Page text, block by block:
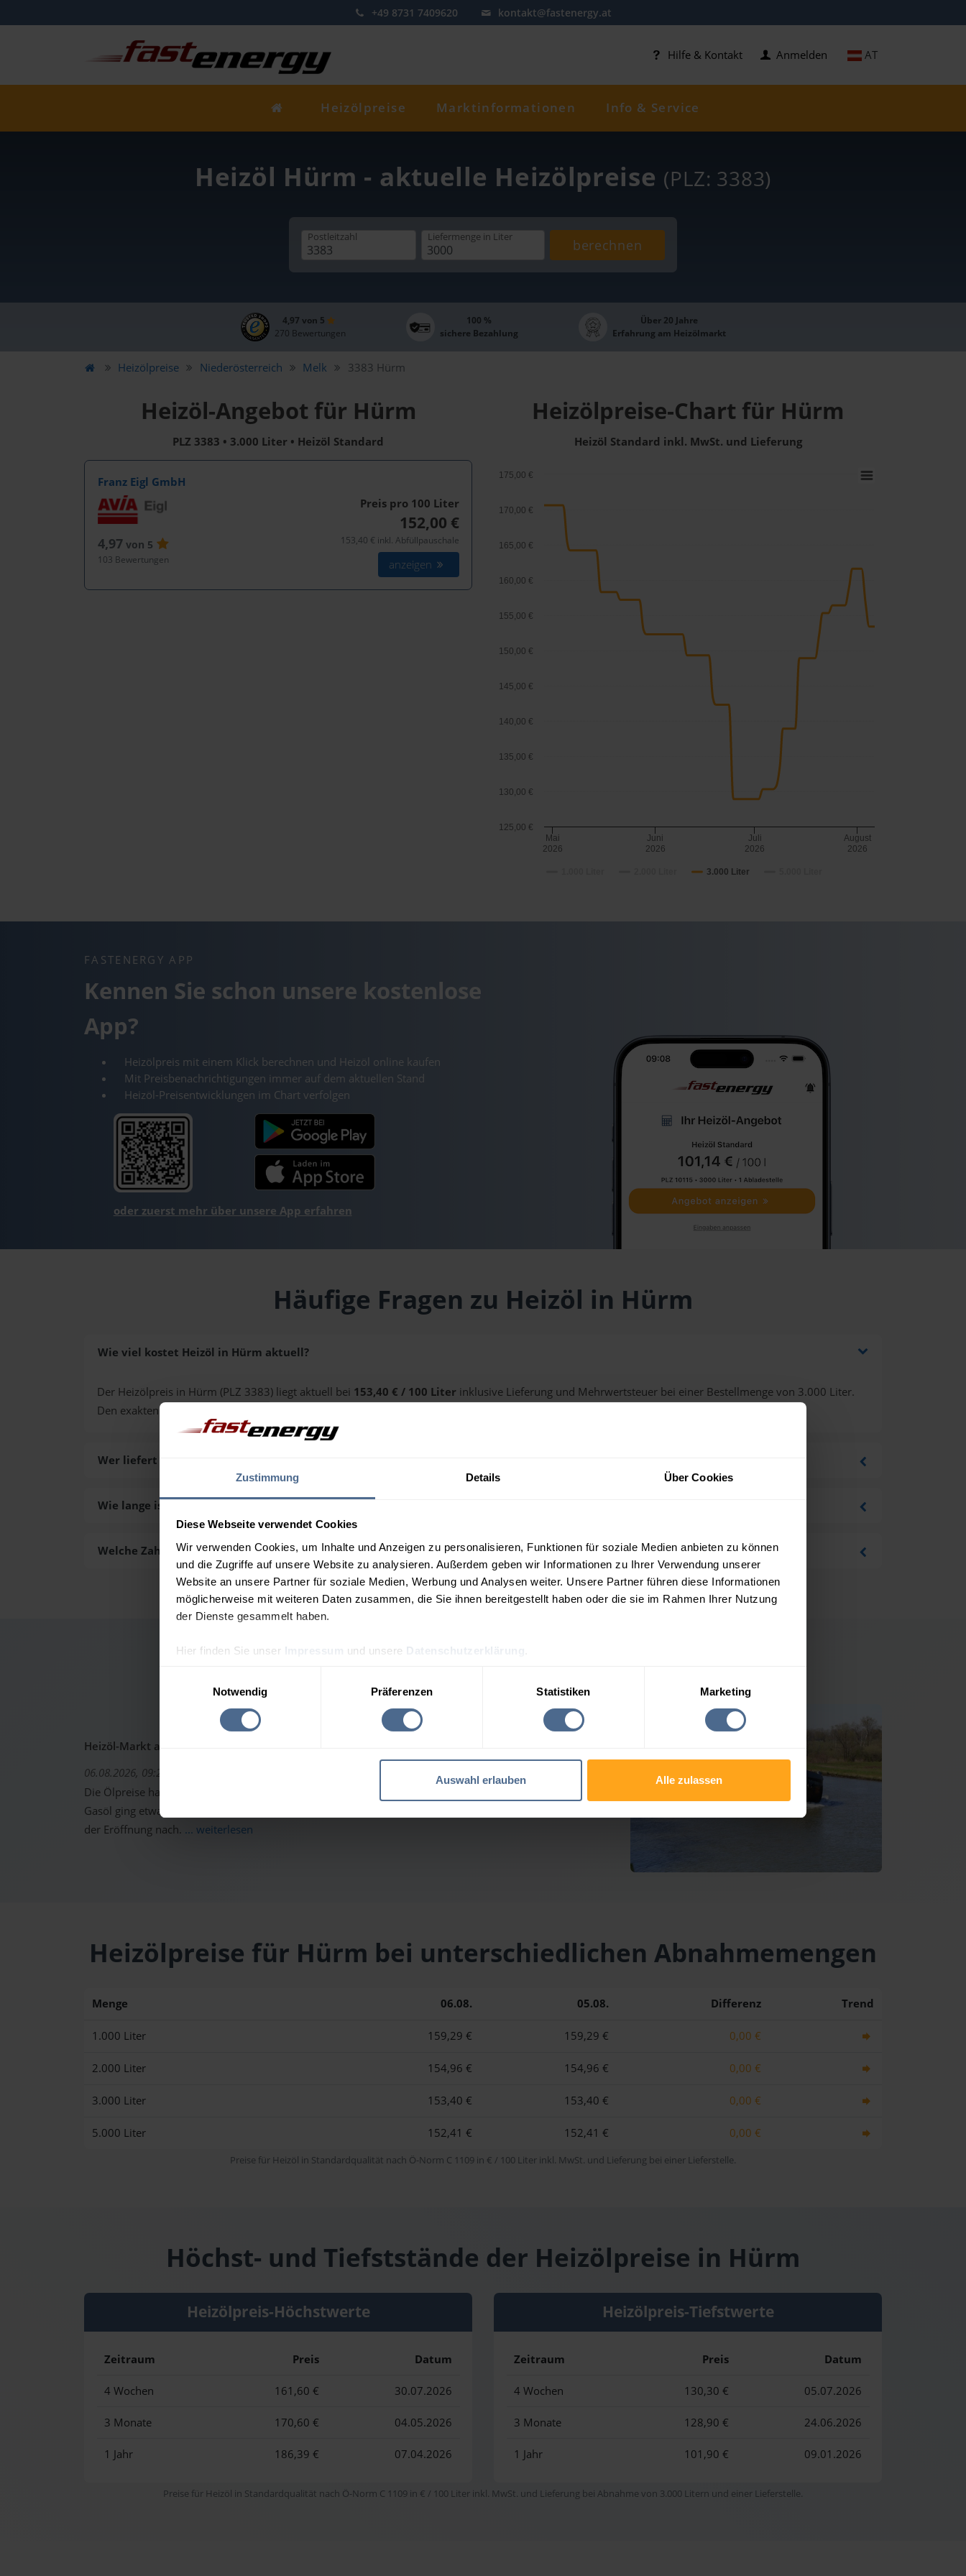
Zustimmung Details Über Cookies
Diese Webseite verwendet Cookies
Wir verwenden Cookies, um Inhalte und Anzeigen zu personalisieren, Funktionen für soziale Medien anbieten zu können
und die Zugriffe auf unsere Website zu analysieren. Außerdem geben wir Informationen zu Ihrer Verwendung unserer
Website an unsere Partner für soziale Medien, Werbung und Analysen weiter. Unsere Partner führen diese Informationen
möglicherweise mit weiteren Daten zusammen, die Sie ihnen bereitgestellt haben oder die sie im Rahmen Ihrer Nutzung
der Dienste gesammelt haben.
Hier finden Sie unser Impressum und unsere Datenschutzerklärung
Notwendig
Präferenzen Statistiken Marketing
Auswahl erlauben Alle zulassen
+49 8731 7409620 kontakt@fastenergy.at
AT
Hilfe & Kontakt Anmelden
Heizölpreise Marktinformationen Info & Service
Heizöl Hürm - aktuelle Heizölpreise (PLZ: 3383)
Postleitzahl Liefermenge in Liter berechnen
4,97 von 5
270 Bewertungen
100 %
sichere Bezahlung
Über 20 Jahre
Erfahrung am Heizölmarkt
Heizölpreise Niederösterreich Melk 3383 Hürm
Heizöl-Angebot für Hürm
PLZ 3383 • 3.000 Liter • Heizöl Standard
Franz Eigl GmbH
4,97von 5
103 Bewertungen
Preis pro 100 Liter
152,00 €
153,40 € inkl. Abfüllpauschale
anzeigen
Heizölpreise-Chart für Hürm
Heizöl Standard inkl. MwSt. und Lieferung
3.000 Liter
Mai
2026
Juni
2026
Juli
2026
August
2026
125,00 €
130,00 €
135,00 €
140,00 €
145,00 €
150,00 €
155,00 €
160,00 €
165,00 €
170,00 €
175,00 €
FASTENERGY APP
Kennen Sie schon unsere kostenlose
App?
Heizölpreis mit einem Klick berechnen und Heizöl online kaufen
Mit Preisbenachrichtigungen immer auf dem aktuellen Stand
Heizöl-Preisentwicklungen im Chart verfolgen
oder zuerst mehr über unsere App erfahren
Häufige Fragen zu Heizöl in Hürm
Wie viel kostet Heizöl in Hürm aktuell?
Der Heizölpreis in Hürm (PLZ 3383) liegt aktuell bei 153,40 € / 100 Liter inklusive Lieferung und Mehrwertsteuer bei einer Bestellmenge von 3.000 Liter.
Den exakten Preis für Ihre Wunschmenge erhalten Sie über unseren
Wer liefert das Heizöl in Hürm aus?
Wie lange ist die Lieferzeit des Heizöls in Hürm?
Welche Zahlungsarten gibt es?
Heizöl-Markt aktuell: Ölpreise erholen sich - Heizölpreise geben weiter nach
06.08.2026, 09:22 Uhr
Die Ölpreise haben sich gestern von den starken Verlusten der Vortage erholt. Rohöl tendierte seitwärts,
Gasöl ging etwas höher aus dem Handel. Trotzdem geben die Heizöl-Notierungen für Hürm hierzulande in
der Eröffnung nach. ... weiterlesen
Heizölpreise für Hürm bei unterschiedlichen Abnahmemengen
Menge 06.08. 05.08. Differenz Trend
1.000 Liter 159,29 € 159,29 € 0,00 €
2.000 Liter 154,96 € 154,96 € 0,00 €
3.000 Liter 153,40 € 153,40 € 0,00 €
5.000 Liter 152,41 € 152,41 € 0,00 €
Preise für Heizöl in Standardqualität nach Ö-Norm C 1109 in € / 100 Liter inkl. MwSt. und Lieferung bei einer Lieferstelle.
Höchst- und Tiefststände der Heizölpreise in Hürm
Heizölpreis-Höchstwerte
Zeitraum Preis Datum
4 Wochen 161,60 € 30.07.2026
3 Monate 170,60 € 04.05.2026
1 Jahr 186,39 € 07.04.2026
Heizölpreis-Tiefstwerte
Zeitraum Preis Datum
4 Wochen 130,30 € 05.07.2026
3 Monate 128,90 € 24.06.2026
1 Jahr 101,90 € 09.01.2026
Preise für Heizöl in Standardqualität nach Ö-Norm C 1109 in € / 100 Liter inkl. MwSt. und Lieferung bei Abnahme von 3.000 Litern und einer Lieferstelle.